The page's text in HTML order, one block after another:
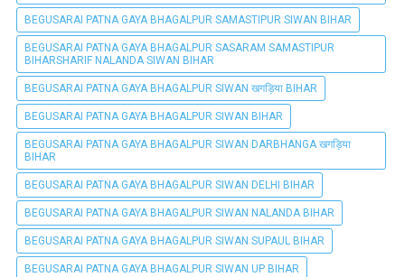
BEGUSARAI PATNA GAYA BHAGALPUR SAMASTIPUR SIWAN BIHAR
BEGUSARAI PATNA GAYA BHAGALPUR SASARAM SAMASTIPUR
BIHARSHARIF NALANDA SIWAN BIHAR
BEGUSARAI PATNA GAYA BHAGALPUR SIWAN खगड़िया BIHAR
BEGUSARAI PATNA GAYA BHAGALPUR SIWAN BIHAR
BEGUSARAI PATNA GAYA BHAGALPUR SIWAN DARBHANGA खगड़िया
BIHAR
BEGUSARAI PATNA GAYA BHAGALPUR SIWAN DELHI BIHAR
BEGUSARAI PATNA GAYA BHAGALPUR SIWAN NALANDA BIHAR
BEGUSARAI PATNA GAYA BHAGALPUR SIWAN SUPAUL BIHAR
BEGUSARAI PATNA GAYA BHAGALPUR SIWAN UP BIHAR